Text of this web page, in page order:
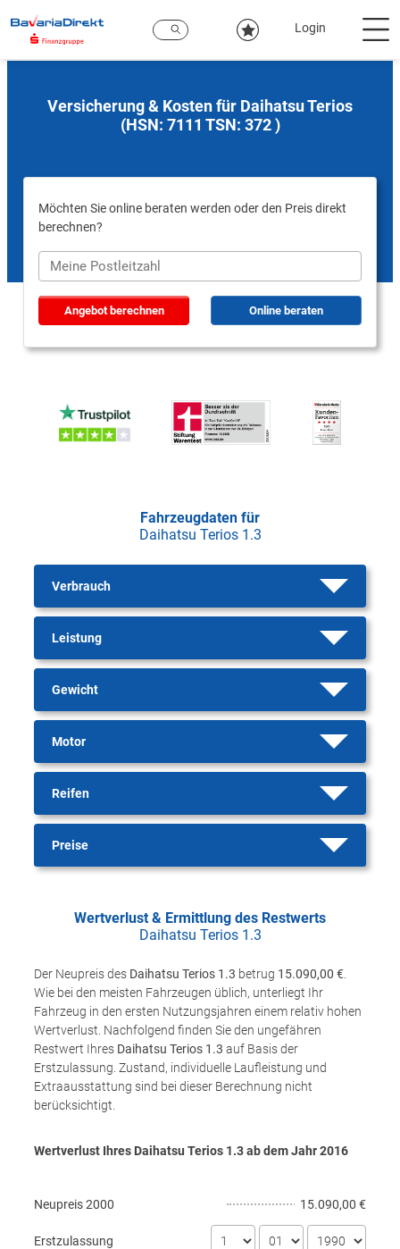
Hauptinhalt
Login
Versicherung & Kosten für Daihatsu Terios
(HSN: 7111 TSN: 372 )
Möchten Sie online beraten werden oder den Preis direkt
berechnen?
Angebot berechnen Online beraten
Fahrzeugdaten für
Daihatsu Terios 1.3
Verbrauch
Leistung
Gewicht
Motor
Reifen
Preise
Wertverlust & Ermittlung des Restwerts
Daihatsu Terios 1.3
Der Neupreis des Daihatsu Terios 1.3 betrug 15.090,00 €
Wie bei den meisten Fahrzeugen üblich, unterliegt Ihr
Fahrzeug in den ersten Nutzungsjahren einem relativ hohen
Wertverlust. Nachfolgend finden Sie den ungefähren
Restwert Ihres Daihatsu Terios 1.3 auf Basis der
Erstzulassung. Zustand, individuelle Laufleistung und
Extraausstattung sind bei dieser Berechnung nicht
berücksichtigt.
Wertverlust Ihres Daihatsu Terios 1.3 ab dem Jahr2016
Neupreis2000 15.090,00 €
Erstzulassung